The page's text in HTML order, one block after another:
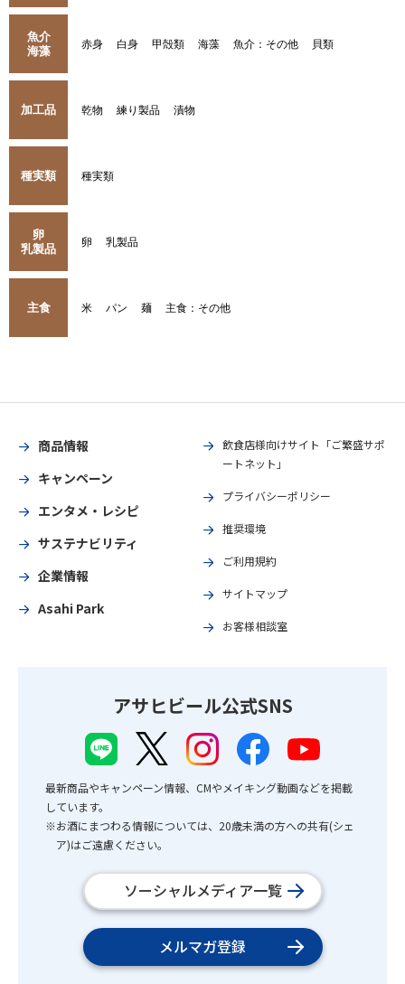
魚介
海藻
赤身 白身 甲殻類 海藻 魚介：その他 貝類
加工品 乾物 練り製品 漬物
種実類 種実類
卵
乳製品
卵 乳製品
主食 米 パン 麺 主食：その他
商品情報
キャンペーン
エンタメ・レシピ
サステナビリティ
企業情報
Asahi Park
飲食店様向けサイト「ご繁盛サポ
ートネット」
プライバシーポリシー
推奨環境
ご利用規約
サイトマップ
お客様相談室
アサヒビール公式SNS
最新商品やキャンペーン情報、CMやメイキング動画などを掲載
しています。
※お酒にまつわる情報については、20歳未満の方への共有(シェ
ア)はご遠慮ください。
ソーシャルメディア一覧
メルマガ登録